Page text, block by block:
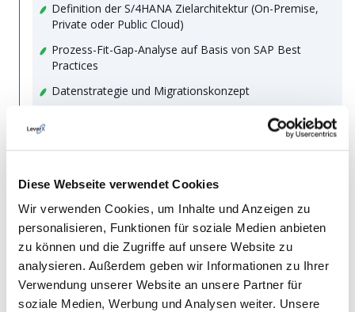
Diese Webseite verwendet Cookies
Wir verwenden Cookies, um Inhalte und Anzeigen zu
personalisieren, Funktionen für soziale Medien anbieten
zu können und die Zugriffe auf unsere Website zu
analysieren. Außerdem geben wir Informationen zu Ihrer
Verwendung unserer Website an unsere Partner für
soziale Medien, Werbung und Analysen weiter. Unsere
Definition der S/4HANA Zielarchitektur (On-Premise,
Private oder Public Cloud)
Prozess-Fit-Gap-Analyse auf Basis von SAP Best
Practices
Datenstrategie und Migrationskonzept
Realize – Umsetzung & Migration
(SAP Activate: Realize)
3